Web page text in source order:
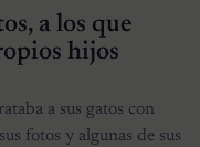
a los que
hijos
a sus gatos con
fotos y algunas de sus